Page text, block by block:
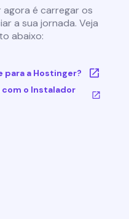
é carregar os
a sua jornada. Veja
abaixo:
para a Hostinger?
com o Instalador